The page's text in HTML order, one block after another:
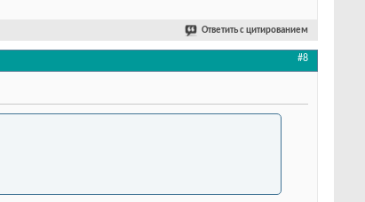
Ответить с цитированием
#8